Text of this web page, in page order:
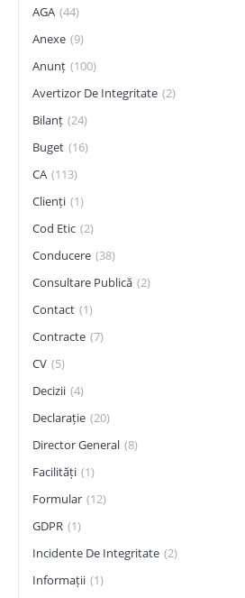
AGA (44)
Anexe (9)
Anunț (100)
Avertizor De Integritate (2)
Bilanț (24)
Buget (16)
CA (113)
Clienți (1)
Cod Etic (2)
Conducere (38)
Consultare Publică (2)
Contact (1)
Contracte (7)
CV (5)
Decizii (4)
Declarație (20)
Director General (8)
Facilități (1)
Formular (12)
GDPR (1)
Incidente De Integritate (2)
Informații (1)